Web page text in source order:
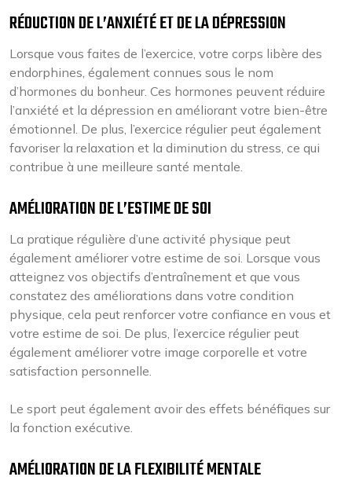
RÉDUCTION DE L’ANXIÉTÉ ET DE LA DÉPRESSION
Lorsque vous faites de l’exercice, votre corps libère des
endorphines, également connues sous le nom
d’hormones du bonheur. Ces hormones peuvent réduire
l’anxiété et la dépression en améliorant votre bien-être
émotionnel. De plus, l’exercice régulier peut également
favoriser la relaxation et la diminution du stress, ce qui
contribue à une meilleure santé mentale.
AMÉLIORATION DE L’ESTIME DE SOI
La pratique régulière d’une activité physique peut
également améliorer votre estime de soi. Lorsque vous
atteignez vos objectifs d’entraînement et que vous
constatez des améliorations dans votre condition
physique, cela peut renforcer votre confiance en vous et
votre estime de soi. De plus, l’exercice régulier peut
également améliorer votre image corporelle et votre
satisfaction personnelle.
Le sport peut également avoir des effets bénéfiques sur
la fonction exécutive.
AMÉLIORATION DE LA FLEXIBILITÉ MENTALE